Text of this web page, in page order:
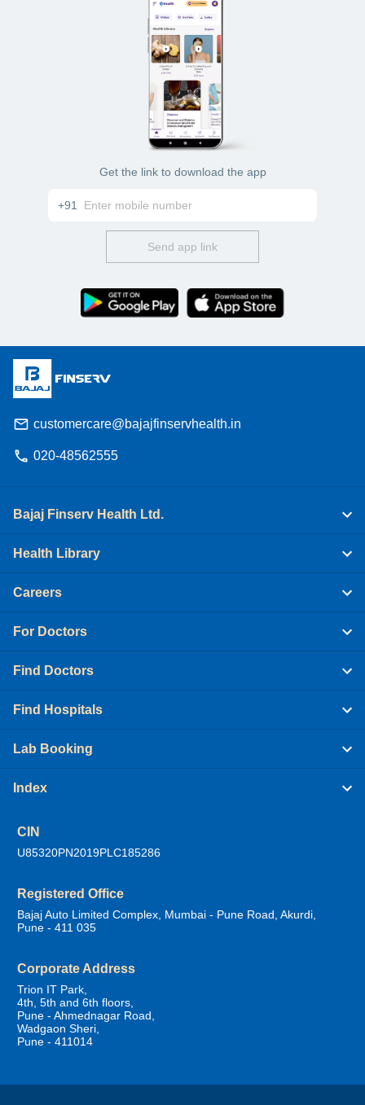
Get the link to download the app
+91
Send app link
customercare@bajajfinservhealth.in
020-48562555
Bajaj Finserv Health Ltd.
Health Library
Careers
For Doctors
Find Doctors
Find Hospitals
Lab Booking
Index
CIN
U85320PN2019PLC185286
Registered Office
Bajaj Auto Limited Complex, Mumbai - Pune Road, Akurdi,
Pune - 411 035
Corporate Address
Trion IT Park,
4th, 5th and 6th floors,
Pune - Ahmednagar Road,
Wadgaon Sheri,
Pune - 411014